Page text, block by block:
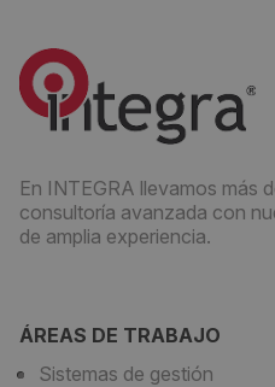
En INTEGRA llevamos más
consultoría avanzada con
de amplia experiencia.
ÁREAS DE TRABAJO
Sistemas de gestión